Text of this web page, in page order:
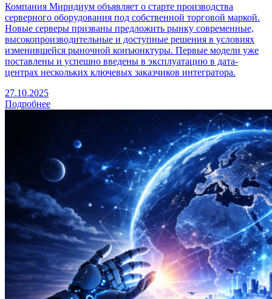
Компания Миридиум объявляет о старте производства
серверного оборудования под собственной торговой маркой.
Новые серверы призваны предложить рынку современные,
высокопроизводительные и доступные решения в условиях
изменившейся рыночной конъюнктуры. Первые модели уже
поставлены и успешно введены в эксплуатацию в дата-
центрах нескольких ключевых заказчиков интегратора.
27.10.2025
Подробнее